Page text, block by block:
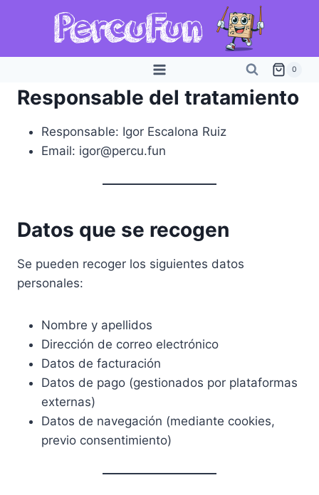
contenido
0
Responsable del tratamiento
Responsable: Igor Escalona Ruiz
Email: igor@percu.fun
Datos que se recogen
Se pueden recoger los siguientes datos
personales:
Nombre y apellidos
Dirección de correo electrónico
Datos de facturación
Datos de pago (gestionados por plataformas
externas)
Datos de navegación (mediante cookies,
previo consentimiento)